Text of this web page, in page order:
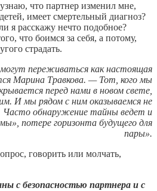
что партнер изменил мне,
имеет смертельный диагноз?
я расскажу нечто подобное?
что боимся за себя, а потому,
страдать.
могут переживаться как настоящая
Марина Травкова. — Тот, кого мы
перед нами в новом свете,
И мы рядом с ним оказываемся не
обнаружение тайны ведет и
потере горизонта будущего для
пары».
говорить или молчать,
с безопасностью партнера и с